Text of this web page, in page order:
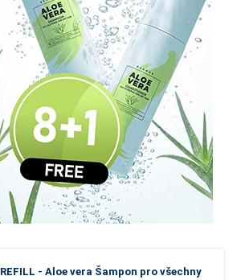
REFILL - Aloe vera Šampon pro všechny